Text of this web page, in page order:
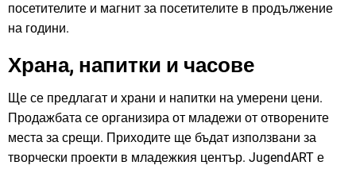
посетителите и магнит за посетителите в продължение
на години.
Храна, напитки и часове
Ще се предлагат и храни и напитки на умерени цени.
Продажбата се организира от младежи от отворените
места за срещи. Приходите ще бъдат използвани за
творчески проекти в младежкия център. JugendART е